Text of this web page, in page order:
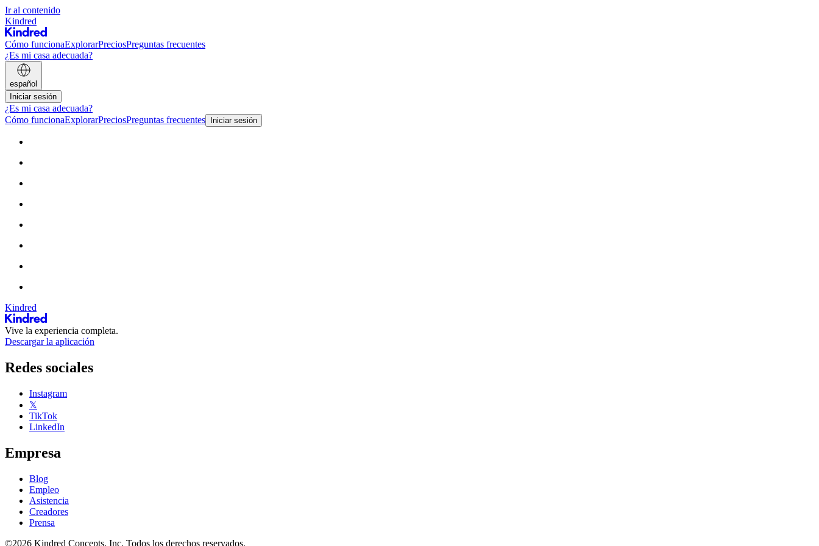
Ir al contenido
Kindred
Cómo funcionaExplorarPreciosPreguntas frecuentes
¿Es mi casa adecuada?
español
Iniciar sesión
¿Es mi casa adecuada?
Cómo funcionaExplorarPreciosPreguntas frecuentes Iniciar sesión
Kindred
Vive la experiencia completa.
Descargar la aplicación
Redes sociales
Instagram
𝕏
TikTok
LinkedIn
Empresa
Blog
Empleo
Asistencia
Creadores
Prensa
©2026 Kindred Concepts, Inc. Todos los derechos reservados.